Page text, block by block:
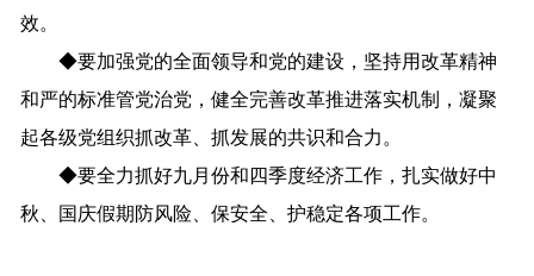
效。
◆要加强党的全面领导和党的建设，坚持用改革精神
和严的标准管党治党，健全完善改革推进落实机制，凝聚
起各级党组织抓改革、抓发展的共识和合力。
◆要全力抓好九月份和四季度经济工作，扎实做好中
秋、国庆假期防风险、保安全、护稳定各项工作。